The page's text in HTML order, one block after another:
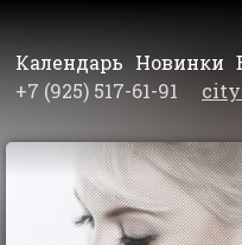
Календарь Новинки
+7 (925) 517-61-91